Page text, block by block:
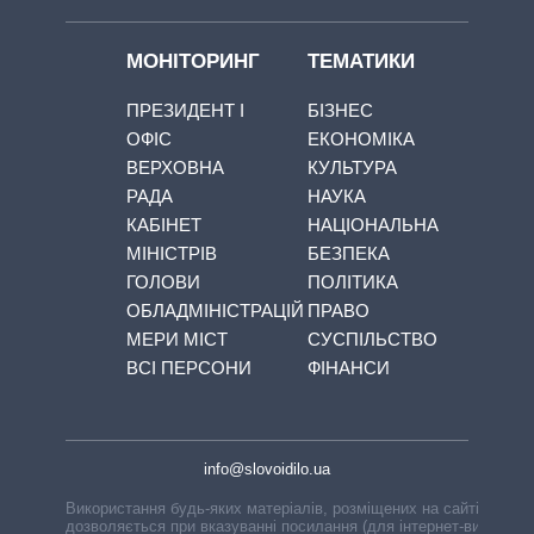
МОНІТОРИНГ
ПРЕЗИДЕНТ І
ОФІС
ВЕРХОВНА
РАДА
КАБІНЕТ
МІНІСТРІВ
ГОЛОВИ
ОБЛАДМІНІСТРАЦІЙ
МЕРИ МІСТ
ВСІ ПЕРСОНИ
ТЕМАТИКИ
БІЗНЕС
ЕКОНОМІКА
КУЛЬТУРА
НАУКА
НАЦІОНАЛЬНА
БЕЗПЕКА
ПОЛІТИКА
ПРАВО
СУСПІЛЬСТВО
ФІНАНСИ
info@slovoidilo.ua
Використання будь-яких матеріалів, розміщених на сайті,
дозволяється при вказуванні посилання (для інтернет-видань